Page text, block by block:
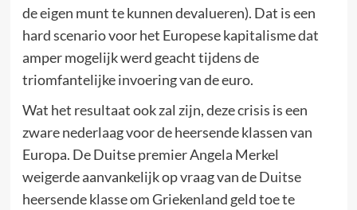
de eigen munt te kunnen devalueren). Dat is een
hard scenario voor het Europese kapitalisme dat
amper mogelijk werd geacht tijdens de
triomfantelijke invoering van de euro.
Wat het resultaat ook zal zijn, deze crisis is een
zware nederlaag voor de heersende klassen van
Europa. De Duitse premier Angela Merkel
weigerde aanvankelijk op vraag van de Duitse
heersende klasse om Griekenland geld toe te